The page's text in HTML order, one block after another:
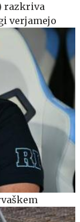
razkriva
verjamejo